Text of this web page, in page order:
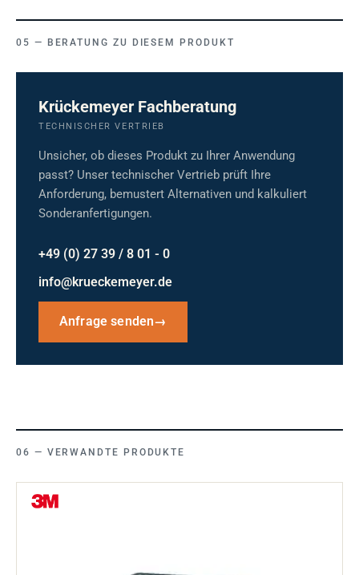
BERATUNG ZU DIESEM PRODUKT
Krückemeyer Fachberatung
TECHNISCHER VERTRIEB
Unsicher, ob dieses Produkt zu Ihrer Anwendung
passt? Unser technischer Vertrieb prüft Ihre
Anforderung, bemustert Alternativen und kalkuliert
Sonderanfertigungen.
+49 (0) 27 39 / 8 01 - 0
info@krueckemeyer.de
Anfrage senden→
VERWANDTE PRODUKTE